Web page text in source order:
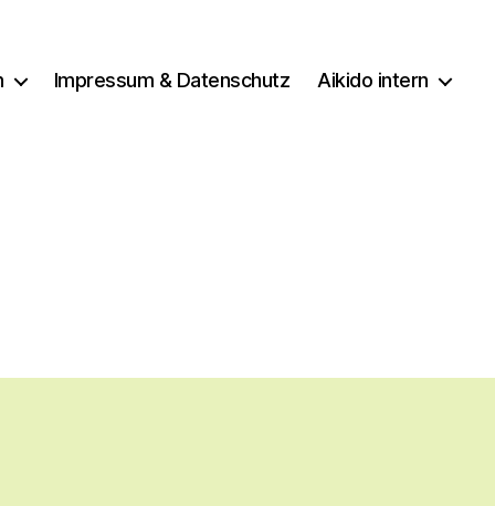
Impressum & Datenschutz Aikido intern